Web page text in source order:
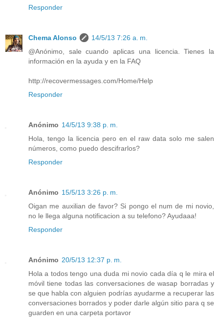
Responder
Chema Alonso
14/5/13 7:26 a. m.
@Anónimo, sale cuando aplicas una licencia. Tienes la
información en la ayuda y en la FAQ
http://recovermessages.com/Home/Help
Responder
Anónimo 14/5/13 9:38 p. m.
Hola, tengo la licencia pero en el raw data solo me salen
números, como puedo descifrarlos?
Responder
Anónimo 15/5/13 3:26 p. m.
Oigan me auxilian de favor? Si pongo el num de mi novio,
no le llega alguna notificacion a su telefono? Ayudaaa!
Responder
Anónimo 20/5/13 12:37 p. m.
Hola a todos tengo una duda mi novio cada día q le mira el
móvil tiene todas las conversaciones de wasap borradas y
se que habla con alguien podrías ayudarme a recuperar las
conversaciones borrados y poder darle algún sitio para q se
guarden en una carpeta portavor